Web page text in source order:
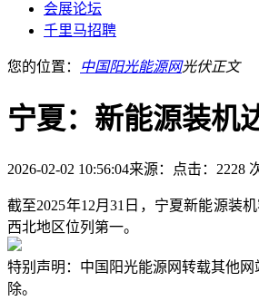
会展论坛
千里马招聘
您的位置： 中国阳光能源网光伏正文
宁夏：新能源装机
2026-02-02 10:56:04来源： 点击：2228
截至2025年12月31日，宁夏新能源装
西北地区位列第一。
特别声明：中国阳光能源网转载其他
除。